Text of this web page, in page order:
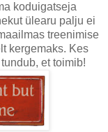
koduigatseja
ülearu palju ei
treenimise
kergemaks. Kes
et toimib!